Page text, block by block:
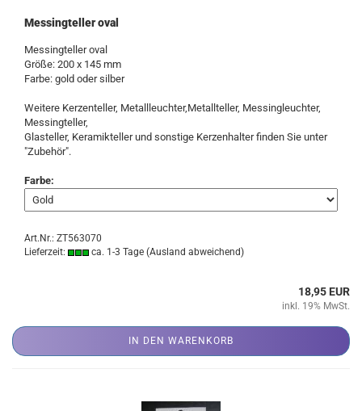
Messingteller oval
Messingteller oval
Größe: 200 x 145 mm
Farbe: gold oder silber
Weitere Kerzenteller, Metallleuchter,Metallteller, Messingleuchter,
Messingteller,
Glasteller, Keramikteller und sonstige Kerzenhalter finden Sie unter
"Zubehör".
Farbe:
Art.Nr.: ZT563070
Lieferzeit:
ca. 1-3 Tage (Ausland abweichend)
18,95 EUR
inkl. 19% MwSt.
IN DEN WARENKORB